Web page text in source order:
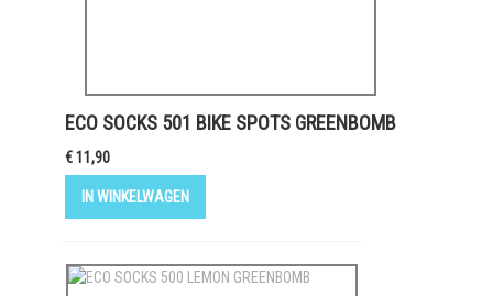
ECO SOCKS 501 BIKE SPOTS GREENBOMB
€ 11,90
IN WINKELWAGEN